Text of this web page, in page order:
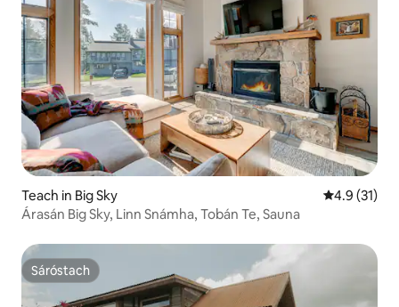
Teach in Big Sky Meánrátáil
4.9 (31)
Árasán Big Sky, Linn Snámha, Tobán Te, Sauna
Sáróstach
Sáróstach